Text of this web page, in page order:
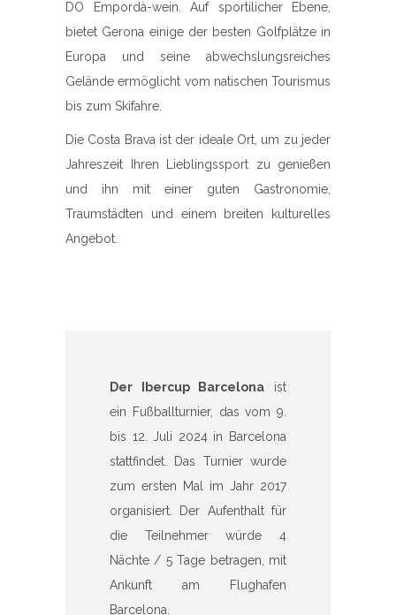
DO Empordà-wein. Auf sportilicher Ebene,
bietet Gerona einige der besten Golfplätze in
Europa und seine abwechslungsreiches
Gelände ermöglicht vom natischen Tourismus
bis zum Skifahre.
Die Costa Brava ist der ideale Ort, um zu jeder
Jahreszeit Ihren Lieblingssport zu genießen
und ihn mit einer guten Gastronomie,
Traumstädten und einem breiten kulturelles
Angebot.
Der Ibercup Barcelona ist
ein Fußballturnier, das vom 9.
bis 12. Juli 2024 in Barcelona
stattfindet. Das Turnier wurde
zum ersten Mal im Jahr 2017
organisiert. Der Aufenthalt für
die Teilnehmer würde 4
Nächte / 5 Tage betragen, mit
Ankunft am Flughafen
Barcelona.